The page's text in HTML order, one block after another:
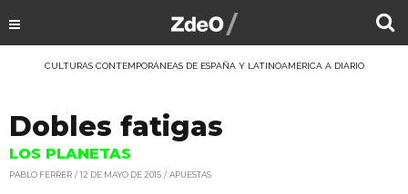
CULTURAS CONTEMPORÁNEAS DE ESPAÑA Y LATINOAMÉRICA A DIARIO
Dobles fatigas
LOS PLANETAS
PABLO FERRER 12 DE MAYO DE 2015 APUESTAS